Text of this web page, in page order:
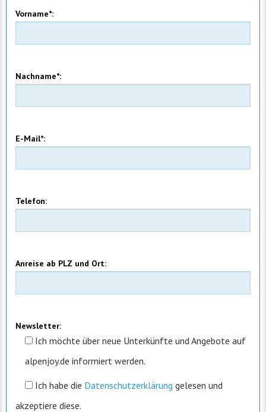
Vorname*:
Nachname*:
E-Mail*:
Telefon:
Anreise ab PLZ und Ort:
Newsletter:
Ich möchte über neue Unterkünfte und Angebote auf
alpenjoy.de informiert werden.
Ich habe die Datenschutzerklärung gelesen und
akzeptiere diese.